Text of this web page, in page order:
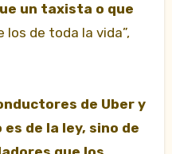
un taxista o que
los de toda la vida”,
de Uber y
de la ley, sino de